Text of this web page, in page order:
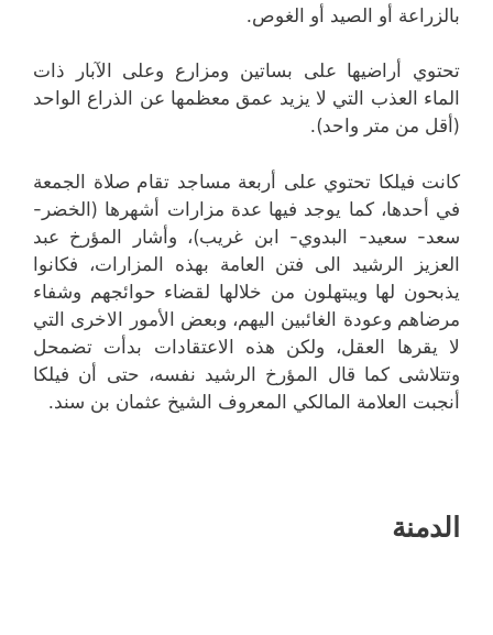
بالزراعة أو الصيد أو الغوص.
تحتوي أراضيها على بساتين ومزارع وعلى الآبار ذات
الماء العذب التي لا يزيد عمق معظمها عن الذراع الواحد
(أقل من متر واحد).
كانت فيلكا تحتوي على أربعة مساجد تقام صلاة الجمعة
في أحدها، كما يوجد فيها عدة مزارات أشهرها (الخضر-
سعد- سعيد- البدوي- ابن غريب)، وأشار المؤرخ عبد
العزيز الرشيد الى فتن العامة بهذه المزارات، فكانوا
يذبحون لها ويبتهلون من خلالها لقضاء حوائجهم وشفاء
مرضاهم وعودة الغائبين اليهم، وبعض الأمور الاخرى التي
لا يقرها العقل، ولكن هذه الاعتقادات بدأت تضمحل
وتتلاشى كما قال المؤرخ الرشيد نفسه، حتى أن فيلكا
أنجبت العلامة المالكي المعروف الشيخ عثمان بن سند.
الدمنة